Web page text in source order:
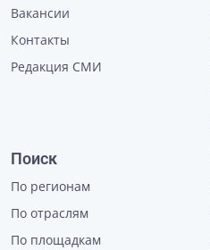
Вакансии
Контакты
Редакция СМИ
Поиск
По регионам
По отраслям
По площадкам